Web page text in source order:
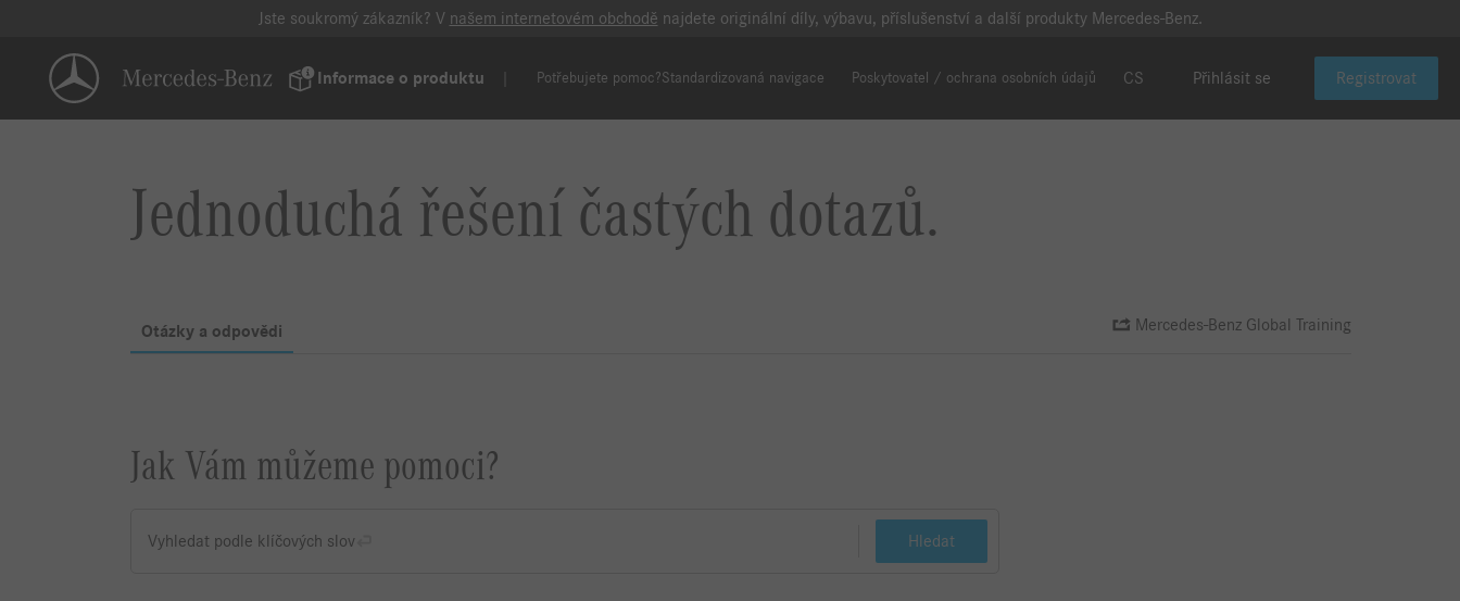
Jste soukromý zákazník? V našem internetovém obchodě najdete originální díly, výbavu, příslušenství a další produkty Mercedes-Benz.
Informace o produktu Potřebujete pomoc?Standardizovaná navigace Poskytovatel / ochrana osobních údajů CS Přihlásit se Registrovat
Jednoduchá řešení častých dotazů.
Otázky a odpovědi Mercedes-Benz Global Training
Jak Vám můžeme pomoci?
Vyhledat podle klíčových slov Hledat